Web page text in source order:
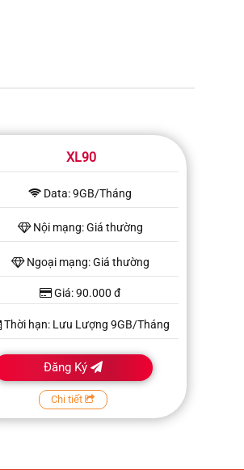
XL90
Data: 9GB/Tháng
Nội mạng: Giá thường
Ngoại mạng: Giá thường
Giá: 90.000 đ
Thời hạn: Lưu Lượng 9GB/Tháng
Đăng Ký
Chi tiết